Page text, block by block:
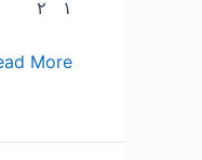
۱ ۲
مرحوم
آیه
More »